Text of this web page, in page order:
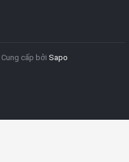
Cung cấp bởi Sapo